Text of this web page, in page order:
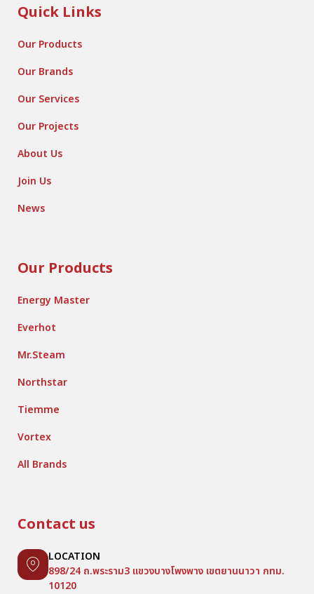
Quick Links
Our Products
Our Brands
Our Services
Our Projects
About Us
Join Us
News
Our Products
Energy Master
Everhot
Mr.Steam
Northstar
Tiemme
Vortex
All Brands
Contact us
LOCATION
898/24 ถ.พระราม3 แขวงบางโพงพาง เขตยานนาวา กทม.
10120